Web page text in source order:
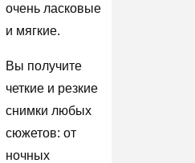
очень ласковые
и мягкие.
Вы получите
четкие и резкие
снимки любых
сюжетов: от
ночных